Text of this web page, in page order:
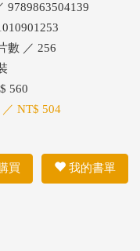
9789863504139
數 ／ 256
560
NT$ 504
買 我的書單